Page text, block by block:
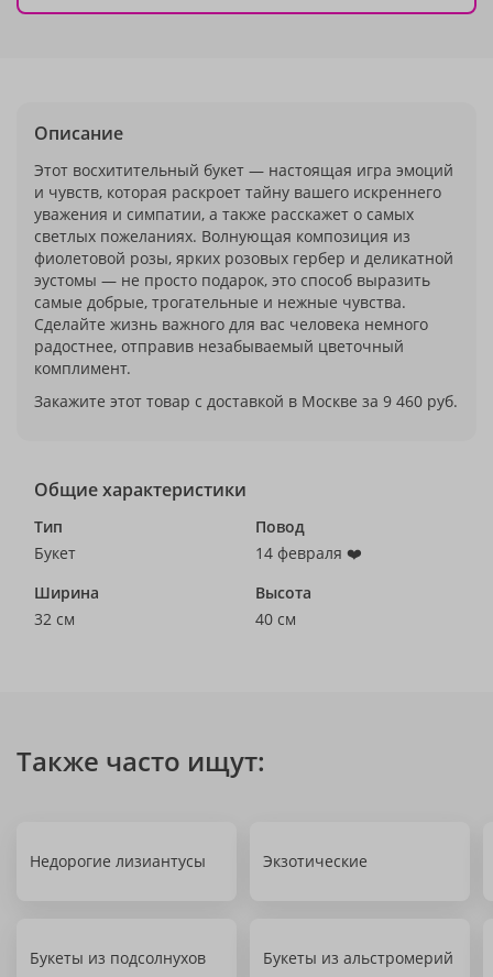
Описание
Этот восхитительный букет — настоящая игра эмоций
и чувств, которая раскроет тайну вашего искреннего
уважения и симпатии, а также расскажет о самых
светлых пожеланиях. Волнующая композиция из
фиолетовой розы, ярких розовых гербер и деликатной
эустомы — не просто подарок, это способ выразить
самые добрые, трогательные и нежные чувства.
Сделайте жизнь важного для вас человека немного
радостнее, отправив незабываемый цветочный
комплимент.
Закажите этот товар с доставкой в Москве за 9 460 руб.
Общие характеристики
Тип
Букет
Повод
14 февраля ❤️
Ширина
32 см
Высота
40 см
Также часто ищут:
Недорогие лизиантусы Экзотические
Букеты из подсолнухов Букеты из альстромерий